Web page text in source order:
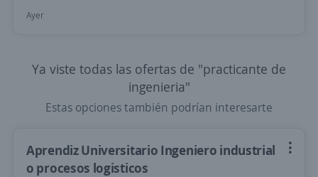
Ayer
Ya viste todas las ofertas de "practicante de
ingenieria"
Estas opciones también podrían interesarte
Aprendiz Universitario Ingeniero industrial
o procesos logisticos